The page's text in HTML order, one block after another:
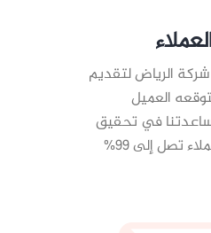
الرياض لتقديم
العميل
في تحقيق
تصل إلى 99%